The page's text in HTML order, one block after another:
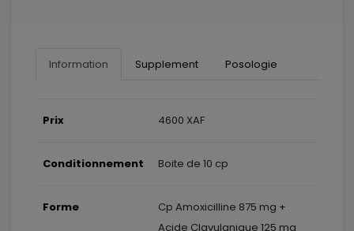
Information Supplement Posologie
Prix 4600 XAF
Conditionnement Boite de 10 cp
Forme
Cp Amoxicilline 875 mg +
Acide Clavulanique 125 mg